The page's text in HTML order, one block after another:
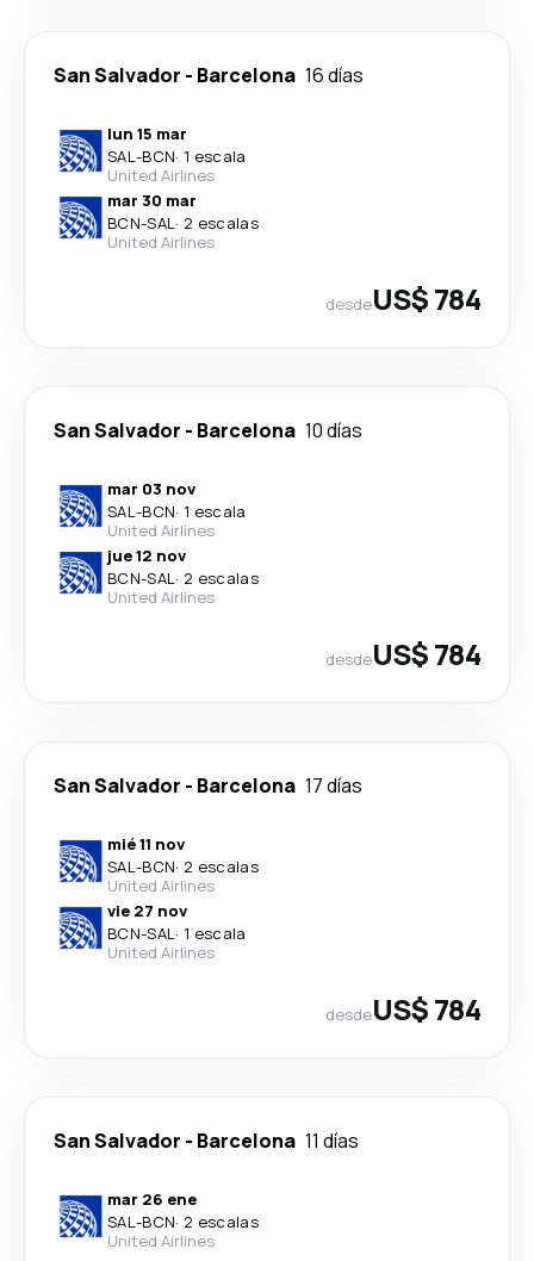
San Salvador - Barcelona 16 días
lun 15 mar
SAL-BCN· 1 escala
United Airlines
mar 30 mar
BCN-SAL· 2 escalas
United Airlines
desdeUS$ 784
San Salvador - Barcelona 10 días
mar 03 nov
SAL-BCN· 1 escala
United Airlines
jue 12 nov
BCN-SAL· 2 escalas
United Airlines
desdeUS$ 784
San Salvador - Barcelona 17 días
mié 11 nov
SAL-BCN· 2 escalas
United Airlines
vie 27 nov
BCN-SAL· 1 escala
United Airlines
desdeUS$ 784
San Salvador - Barcelona 11 días
mar 26 ene
SAL-BCN· 2 escalas
United Airlines